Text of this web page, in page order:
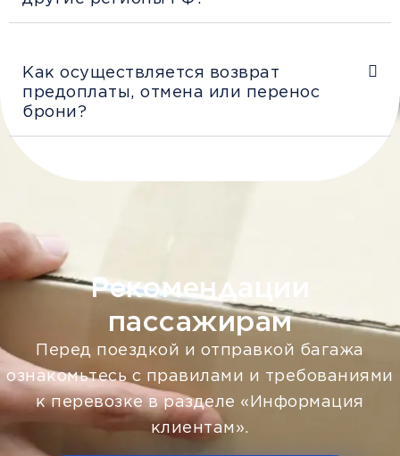
Как осуществляется возврат
предоплаты, отмена или перенос
брони?
Рекомендации
пассажирам
Перед поездкой и отправкой багажа
ознакомьтесь с правилами и требованиями
к перевозке в разделе «Информация
клиентам».